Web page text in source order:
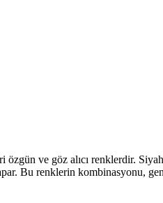
özgün ve göz alıcı renklerdir.
Bu renklerin kombinasyonu,